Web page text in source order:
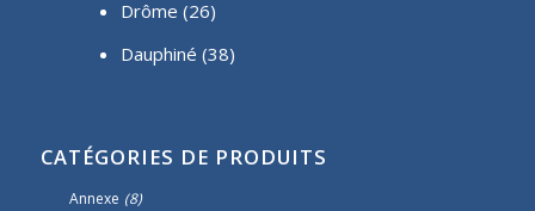
Drôme (26)
Dauphiné (38)
CATÉGORIES DE PRODUITS
Annexe (8)